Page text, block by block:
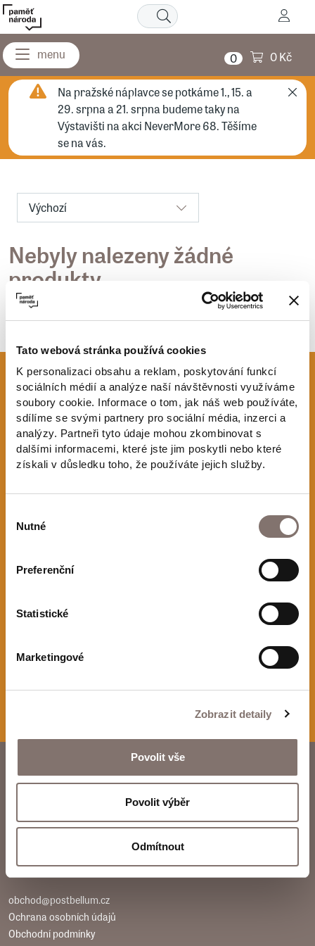
Tato webová stránka používá cookies
K personalizaci obsahu a reklam, poskytování funkcí
sociálních médií a analýze naší návštěvnosti využíváme
soubory cookie. Informace o tom, jak náš web používáte,
sdílíme se svými partnery pro sociální média, inzerci a
analýzy. Partneři tyto údaje mohou zkombinovat s
dalšími informacemi, které jste jim poskytli nebo které
získali v důsledku toho, že používáte jejich služby.
souhlasu
Nutné
Preferenční
Statistické
Marketingové
Zobrazit detaily
Povolit vše
Povolit výběr
Odmítnout
0 0 Kč
Na pražské náplavce se potkáme 1., 15. a
29. srpna a 21. srpna budeme taky na
Výstavišti na akci NeverMore 68. Těšíme
se na vás.
Výchozí
Nebyly nalezeny žádné
produkty
Zajímají vás novinky a akce?
Přihlaste se k odběru
E-shop Paměti národa
Španělská 1073/10
IČO: 096 70 688
obchod@postbellum.cz
Ochrana osobních údajů
Obchodní podmínky